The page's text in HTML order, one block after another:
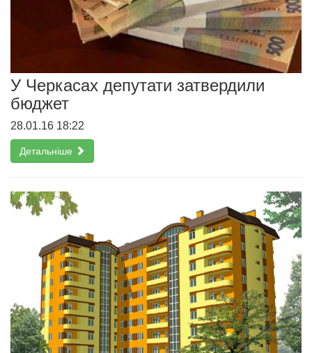
У Черкасах депутати затвердили
бюджет
28.01.16 18:22
Детальніше